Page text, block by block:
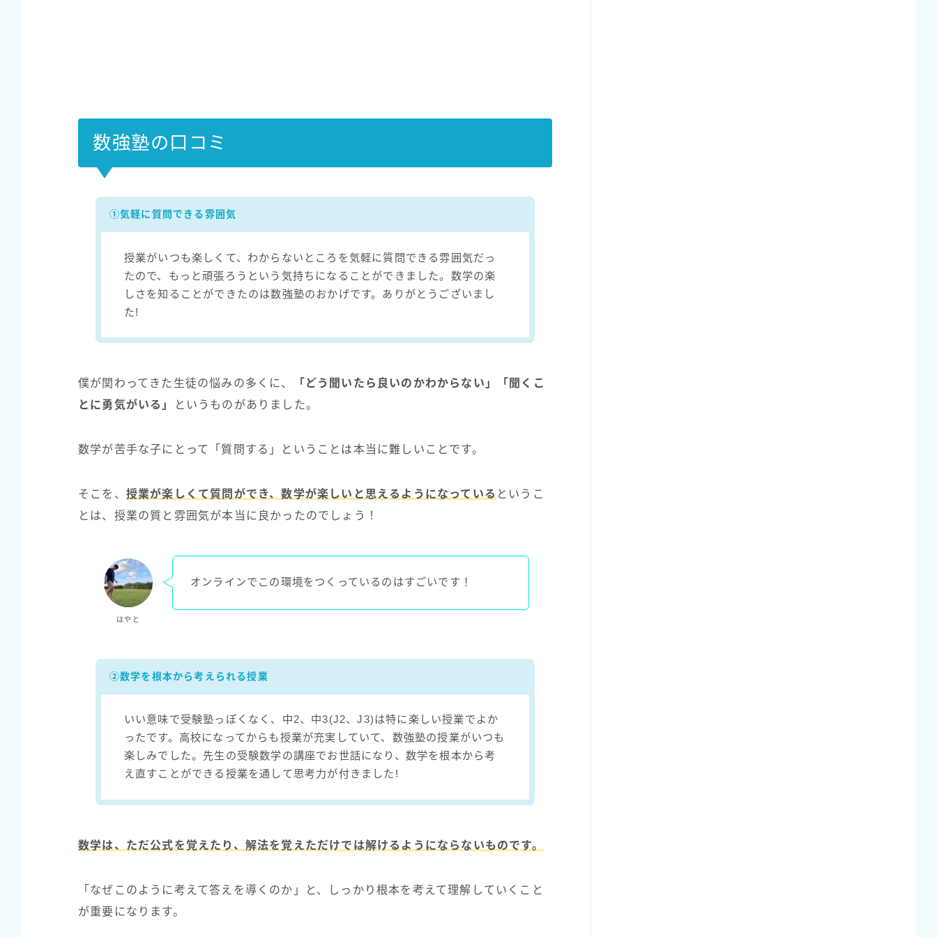
数強塾の口コミ
①気軽に質問できる雰囲気
授業がいつも楽しくて、わからないところを気軽に質問できる雰囲気だっ
たので、もっと頑張ろうという気持ちになることができました。数学の楽
しさを知ることができたのは数強塾のおかげです。ありがとうございまし
た!
僕が関わってきた生徒の悩みの多くに、
「どう聞いたら良いのかわからない」「聞くこ
とに勇気がいる」
というものがありました。
数学が苦手な子にとって「質問する」ということは本当に難しいことです。
そこを、 授業が楽しくて質問ができ、数学が楽しいと思えるようになっている というこ
とは、授業の質と雰囲気が本当に良かったのでしょう！
はやと
オンラインでこの環境をつくっているのはすごいです！
②数学を根本から考えられる授業
いい意味で受験塾っぽくなく、中2、中3(J2、J3)は特に楽しい授業でよか
ったです。高校になってからも授業が充実していて、数強塾の授業がいつも
楽しみでした。先生の受験数学の講座でお世話になり、数学を根本から考
え直すことができる授業を通して思考力が付きました!
数学は、ただ公式を覚えたり、解法を覚えただけでは解けるようにならないものです。
「なぜこのように考えて答えを導くのか」と、しっかり根本を考えて理解していくこと
が重要になります。